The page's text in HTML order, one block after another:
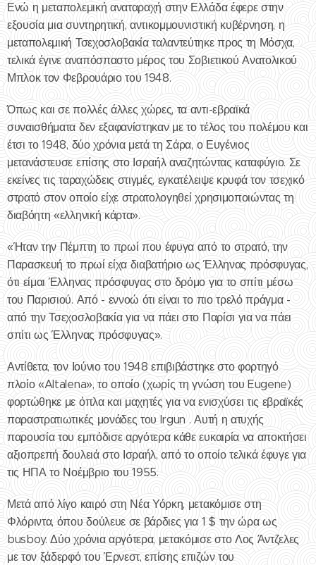
Ενώ η μεταπολεμική αναταραχή στην Ελλάδα έφερε στην
εξουσία μια συντηρητική, αντικομμουνιστική κυβέρνηση, η
μεταπολεμική Τσεχοσλοβακία ταλαντεύτηκε προς τη Μόσχα,
τελικά έγινε αναπόσπαστο μέρος του Σοβιετικού Ανατολικού
Μπλοκ τον Φεβρουάριο του 1948.
Όπως και σε πολλές άλλες χώρες, τα αντι-εβραϊκά
συναισθήματα δεν εξαφανίστηκαν με το τέλος του πολέμου και
έτσι το 1948, δύο χρόνια μετά τη Σάρα, ο Ευγένιος
μετανάστευσε επίσης στο Ισραήλ αναζητώντας καταφύγιο. Σε
εκείνες τις ταραχώδεις στιγμές, εγκατέλειψε κρυφά τον τσεχικό
στρατό στον οποίο είχε στρατολογηθεί χρησιμοποιώντας τη
διαβόητη «ελληνική κάρτα».
«Ήταν την Πέμπτη το πρωί που έφυγα από το στρατό, την
Παρασκευή το πρωί είχα διαβατήριο ως Έλληνας πρόσφυγας,
ότι είμαι Έλληνας πρόσφυγας στο δρόμο για το σπίτι μέσω
του Παρισιού. Από - εννοώ ότι είναι το πιο τρελό πράγμα -
από την Τσεχοσλοβακία για να πάει στο Παρίσι για να πάει
σπίτι ως Έλληνας πρόσφυγας».
Αντίθετα, τον Ιούνιο του 1948 επιβιβάστηκε στο φορτηγό
πλοίο «Altalena», το οποίο (χωρίς τη γνώση του Eugene)
φορτώθηκε με όπλα και μαχητές για να ενισχύσει τις εβραϊκές
παραστρατιωτικές μονάδες του Irgun . Αυτή η ατυχής
παρουσία του εμπόδισε αργότερα κάθε ευκαιρία να αποκτήσει
αξιοπρεπή δουλειά στο Ισραήλ, από το οποίο τελικά έφυγε για
τις ΗΠΑ το Νοέμβριο του 1955.
Μετά από λίγο καιρό στη Νέα Υόρκη, μετακόμισε στη
Φλόριντα, όπου δούλευε σε βάρδιες για 1 $ την ώρα ως
busboy. Δύο χρόνια αργότερα, μετακόμισε στο Λος Άντζελες
με τον ξάδερφό του Έρνεστ, επίσης επιζών του